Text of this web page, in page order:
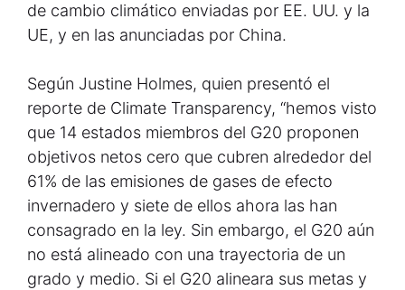
de cambio climático enviadas por EE. UU. y la
UE, y en las anunciadas por China.
Según Justine Holmes, quien presentó el
reporte de Climate Transparency, “hemos visto
que 14 estados miembros del G20 proponen
objetivos netos cero que cubren alrededor del
61% de las emisiones de gases de efecto
invernadero y siete de ellos ahora las han
consagrado en la ley. Sin embargo, el G20 aún
no está alineado con una trayectoria de un
grado y medio. Si el G20 alineara sus metas y